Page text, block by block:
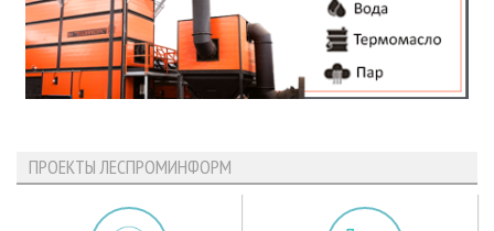
ПРОЕКТЫ ЛЕСПРОМИНФОРМ